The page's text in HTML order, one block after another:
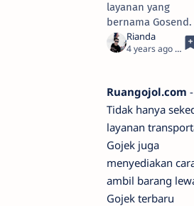
layanan yang
bernama Gosend.
4 years ago 5
Ruangojol.com -
Tidak hanya
layanan
Gojek juga
menyediakan
ambil barang
Gojek terbaru